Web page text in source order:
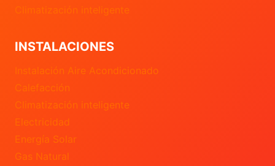
Climatización inteligente
INSTALACIONES
Instalación Aire Acondicionado
Calefacción
Climatización inteligente
Electricidad
Energía Solar
Gas Natural